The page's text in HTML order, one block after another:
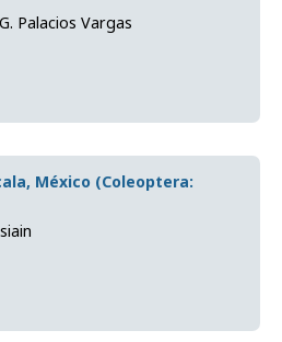
Palacios Vargas
México (Coleoptera: